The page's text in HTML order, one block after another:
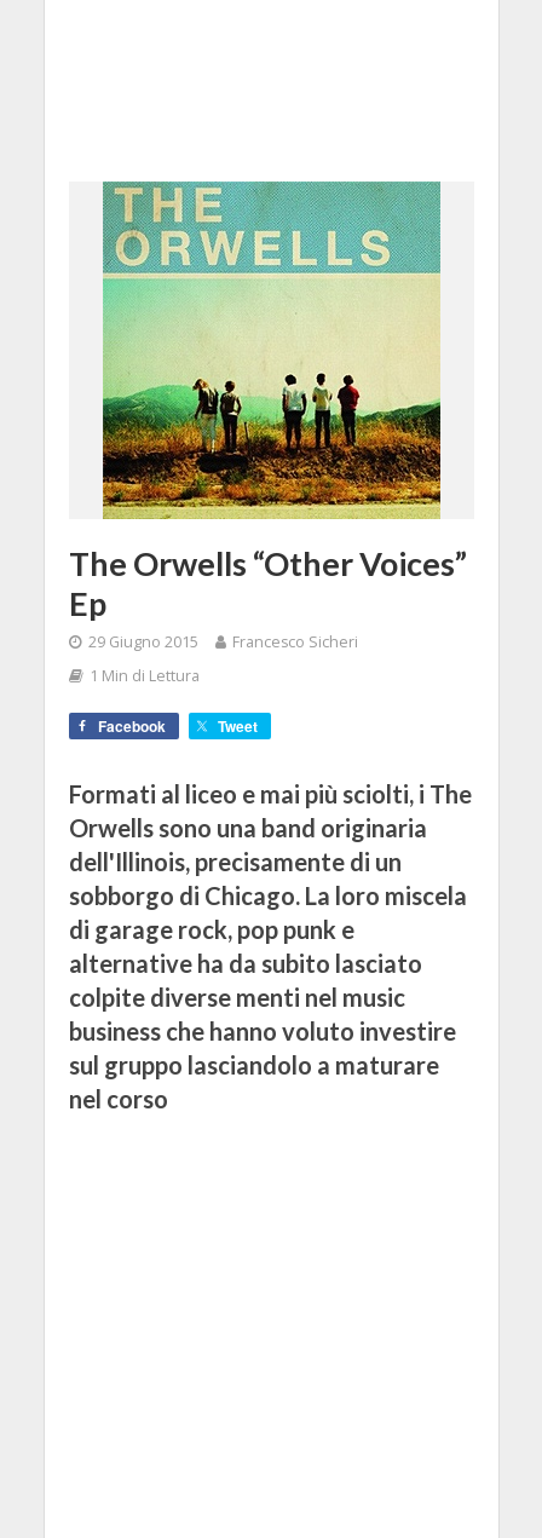
The Orwells “Other Voices”
Ep
29 Giugno 2015
Francesco Sicheri
1 Min di Lettura
Facebook Tweet
Formati al liceo e mai più sciolti, i The
Orwells sono una band originaria
dell'Illinois, precisamente di un
sobborgo di Chicago. La loro miscela
di garage rock, pop punk e
alternative ha da subito lasciato
colpite diverse menti nel music
business che hanno voluto investire
sul gruppo lasciandolo a maturare
nel corso